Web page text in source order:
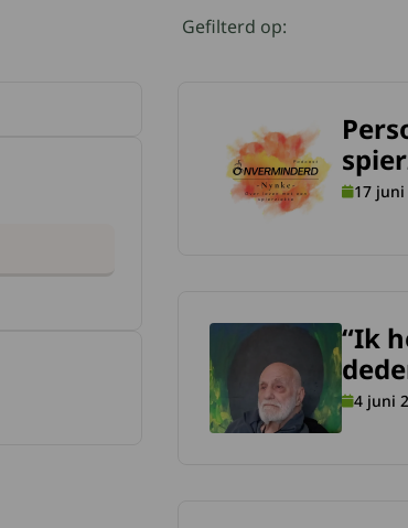
Klik op een geselecteerde
Gefilterd op:
17 juni
Lees meer over Persoonlijke
“Ik
4 juni
Lees meer over “Ik heb geroeid